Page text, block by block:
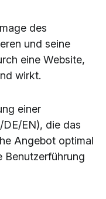
des
und seine
eine Website,
wirkt.
einer
EN), die das
Angebot optimal
Benutzerführung